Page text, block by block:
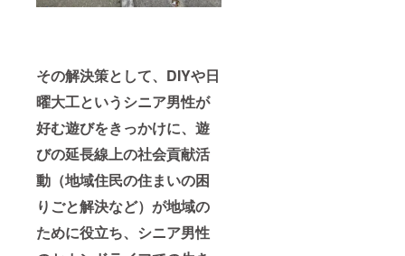
その解決策として、DIYや日
曜大工というシニア男性が
好む遊びをきっかけに、遊
びの延長線上の社会貢献活
動（地域住民の住まいの困
りごと解決など）が地域の
ために役立ち、シニア男性